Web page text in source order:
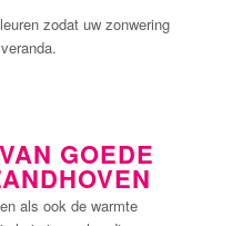
zodat uw zonwering
GOEDE
als ook de warmte